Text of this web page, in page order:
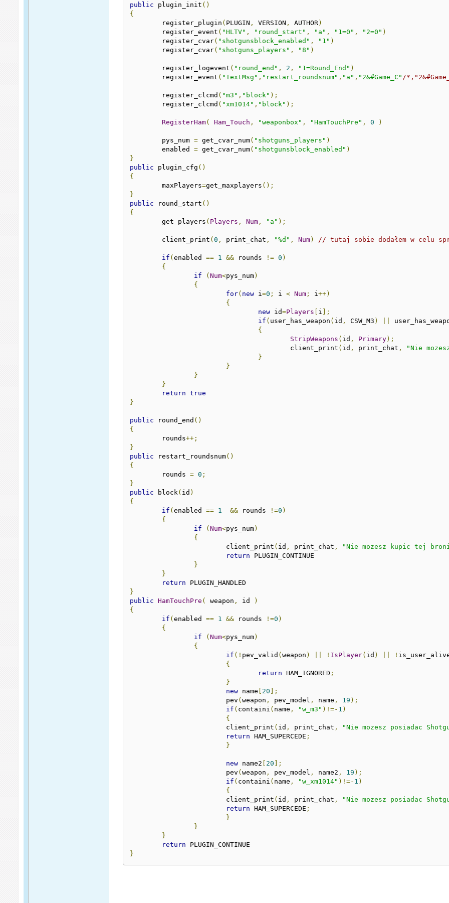
public plugin_init ()
{
	register_plugin
( PLUGIN , VERSION , AUTHOR)
	register_event
( "HLTV" , "round_start" , "a" , "1=0" , "2=0" )
	register_cvar
( "shotgunsblock_enabled" , "1" )
	register_cvar
( "shotguns_players" , "8" )
	register_logevent
( "round_end" , 2 , "1=Round_End" )
	register_event
( "TextMsg" , "restart_roundsnum" , "a" , "2&#Game_C" /
	register_clcmd
( "m3" , "block" );
	register_clcmd
( "xm1014" , "block" );
RegisterHam( Ham_Touch , "weaponbox" , "HamTouchPre" , 0 )
	pys_num
= get_cvar_num( "shotguns_players" )
	enabled
= get_cvar_num( "shotgunsblock_enabled" )
}
public plugin_cfg ()
{
	maxPlayers
=get_maxplayers ();
}
public round_start ()
{
	get_players
( Players , Num , "a" );
	client_print
(0 , print_chat , "%d" , Num) // tutaj sobie dodałem w celu
if (enabled == 1 && rounds != 0 )
{
if
(Num<pys_num)
{
for( new i=0 ; i < Num ; i++)
{
new id=Players [ i ];
if ( user_has_weapon ( id , CSW_M3 )
{
StripWeapons ( id , Primary);
					client_print
( id , print_chat , "Nie
}
}
}
}
return
true
}
public round_end ()
{
	rounds
++;
}
public restart_roundsnum()
{
	rounds
= 0 ;
}
public block ( id )
{
if (enabled == 1 && rounds !=0 )
{
if
(Num<pys_num)
{
			client_print
( id , print_chat , "Nie mozesz kupic tej
return PLUGIN_CONTINUE
}
}
return
}
public
HamTouchPre ( weapon , id
)
{
if (enabled == 1 && rounds !=0 )
{
if
(Num<pys_num)
{
if (! pev_valid (weapon ) ! IsPlayer( id ) !
{
return HAM_IGNORED ;
}
new name [ 20 ];
			pev
(weapon , pev_model , name , 19 );
if ( containi ( name , "w_m3" )!=- 1 )
{
			client_print
( id , print_chat , "Nie mozesz posiadac
return HAM_SUPERCEDE ;
}
new name2 [ 20 ];
			pev
(weapon , pev_model , name2 , 19 );
if ( containi ( name , "w_xm1014" )!=- 1 )
{
			client_print
( id , print_chat , "Nie mozesz posiadac
return HAM_SUPERCEDE ;
}
}
}
return
}